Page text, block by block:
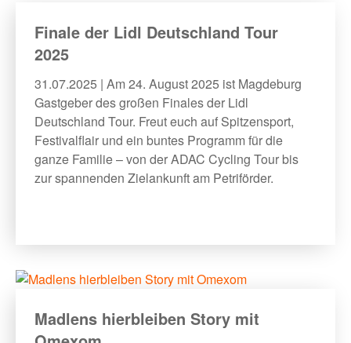
Finale der Lidl Deutschland Tour
2025
31.07.2025 | Am 24. August 2025 ist Magdeburg
Gastgeber des großen Finales der Lidl
Deutschland Tour. Freut euch auf Spitzensport,
Festivalflair und ein buntes Programm für die
ganze Familie – von der ADAC Cycling Tour bis
zur spannenden Zielankunft am Petriförder.
Madlens hierbleiben Story mit